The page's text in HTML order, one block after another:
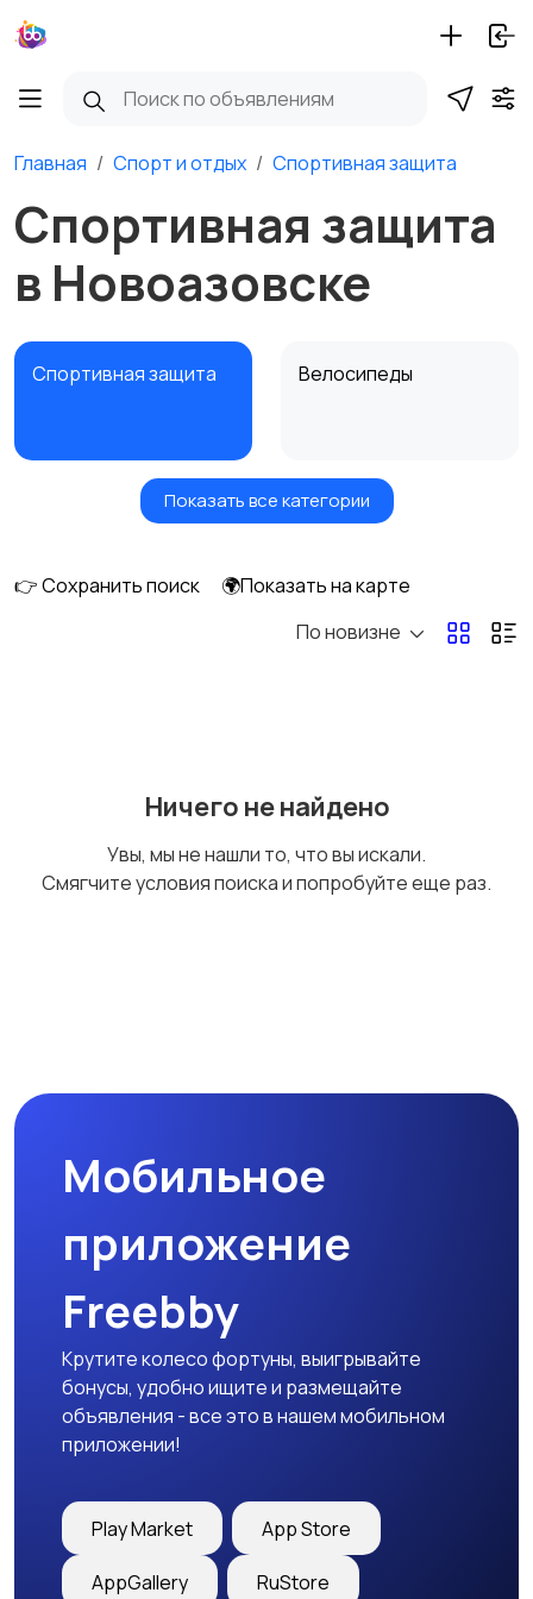
Главная Спорт и отдых Спортивная защита
Спортивная защита
в Новоазовске
Спортивная защита Велосипеды
Самокаты и
Водные виды спорта
Тренажеры и фитнес Спортивное питание
Другое
Показать все категории
👉 Сохранить поиск
🌍Показать на карте
По новизне
Ничего не найдено
Увы, мы не нашли то, что вы искали.
Смягчите условия поиска и попробуйте еще раз.
Мобильное
приложение
Freebby
Крутите колесо фортуны, выигрывайте
бонусы, удобно ищите и размещайте
объявления - все это в нашем мобильном
приложении!
Play Market App Store
AppGallery RuStore